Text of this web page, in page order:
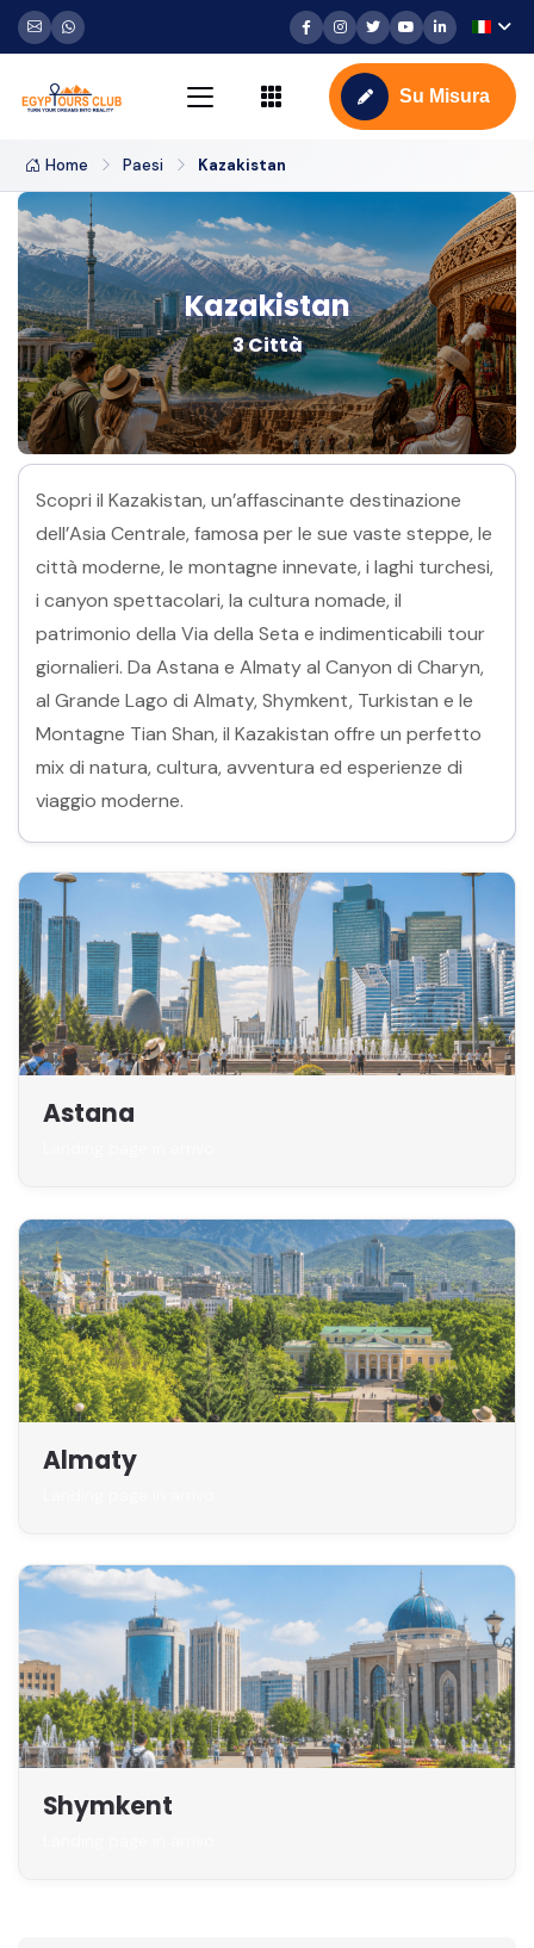
Su Misura
Home Paesi Kazakistan
Kazakistan
3 Città
Scopri il Kazakistan, un’affascinante destinazione
dell’Asia Centrale, famosa per le sue vaste steppe, le
città moderne, le montagne innevate, i laghi turchesi,
i canyon spettacolari, la cultura nomade, il
patrimonio della Via della Seta e indimenticabili tour
giornalieri. Da Astana e Almaty al Canyon di Charyn,
al Grande Lago di Almaty, Shymkent, Turkistan e le
Montagne Tian Shan, il Kazakistan offre un perfetto
mix di natura, cultura, avventura ed esperienze di
viaggio moderne.
Astana
Almaty
Shymkent